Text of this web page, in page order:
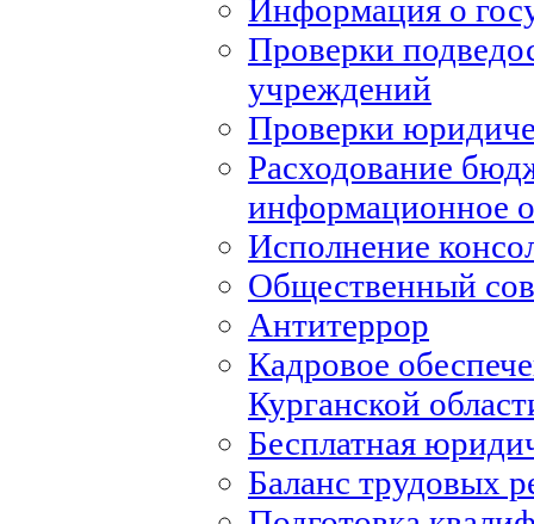
Информация о
Проверки
учреждений
Проверки
Расходование
информационное
Исполнение
Общественный
Антитеррор
Кадровое
Курганской
Бесплатная
Баланс трудовых